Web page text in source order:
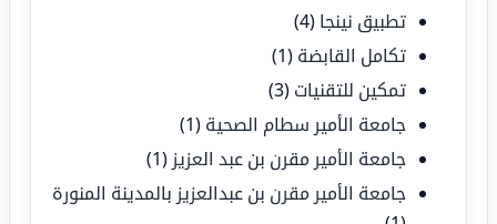
تطبيق نينجا (4)
تكامل القابضة (1)
تمكين للتقنيات (3)
جامعة الأمير سطام الصحية (1)
جامعة الأمير مقرن بن عبد العزيز (1)
جامعة الأمير مقرن بن عبدالعزيز بالمدينة المنورة